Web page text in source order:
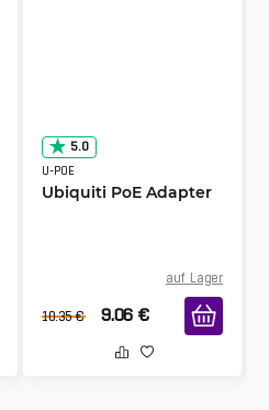
5.0
U-POE
Ubiquiti PoE Adapter
auf Lager
10.35 € 9.06 €